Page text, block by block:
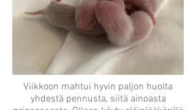
Viikkoon mahtui hyvin paljon huolta
yhdestä pennusta, siitä ainoasta